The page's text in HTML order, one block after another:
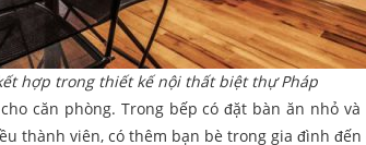
hợp trong thiết kế nội thất biệt thự Pháp
căn phòng. Trong bếp có đặt bàn ăn nhỏ
thành viên, có thêm bạn bè trong gia đình đến